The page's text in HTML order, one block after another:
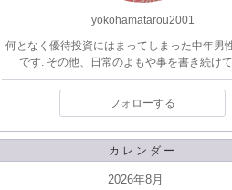
yokohamatarou2001
何となく優待投資にはまってしまった中年男
です. その他、日常のよもや事を書き続け
フォローする
カレンダー
2026年8月